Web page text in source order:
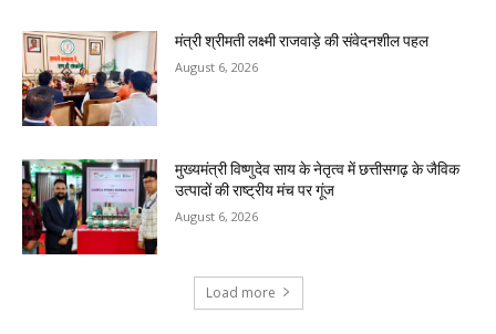
मंत्री श्रीमती लक्ष्मी राजवाड़े की संवेदनशील पहल
August 6, 2026
मुख्यमंत्री विष्णुदेव साय के नेतृत्व में छत्तीसगढ़ के जैविक
उत्पादों की राष्ट्रीय मंच पर गूंज
August 6, 2026
Load more